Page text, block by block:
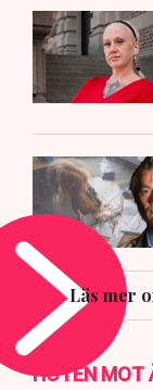
Läs mer
HOTEN MOT